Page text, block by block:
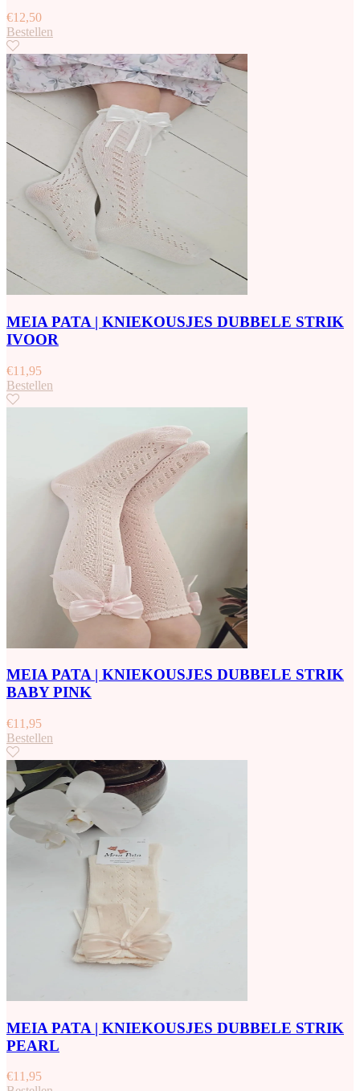
€12,50
Bestellen
MEIA PATA | KNIEKOUSJES DUBBELE STRIK
IVOOR
€11,95
Bestellen
MEIA PATA | KNIEKOUSJES DUBBELE STRIK
BABY PINK
€11,95
Bestellen
MEIA PATA | KNIEKOUSJES DUBBELE STRIK
PEARL
€11,95